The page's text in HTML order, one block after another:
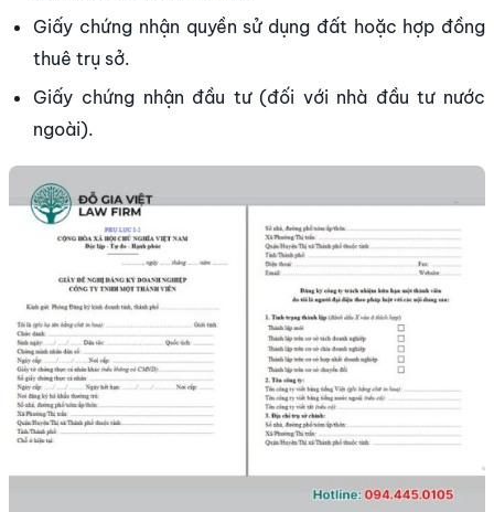
Giấy chứng nhận quyền sử dụng đất hoặc hợp đồng
thuê trụ sở.
Giấy chứng nhận đầu tư (đối với nhà đầu tư nước
ngoài).